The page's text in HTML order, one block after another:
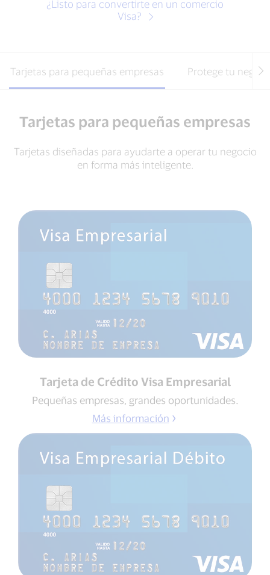
¿Listo para convertirte en un comercio
Visa?
Tarjetas para pequeñas empresas Protege tu
Tarjetas para pequeñas empresas
Tarjetas diseñadas para ayudarte a operar tu negocio
en forma más inteligente.
Tarjeta de Crédito Visa Empresarial
Pequeñas empresas, grandes oportunidades.
Más información